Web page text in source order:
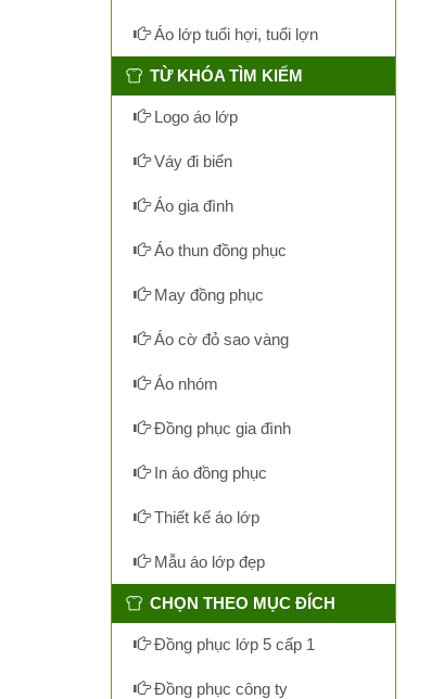
Áo lớp tuổi hợi, tuổi lợn
TỪ KHÓA TÌM KIẾM
Logo áo lớp
Váy đi biển
Áo gia đình
Áo thun đồng phục
May đồng phục
Áo cờ đỏ sao vàng
Áo nhóm
Đồng phục gia đình
In áo đồng phục
Thiết kế áo lớp
Mẫu áo lớp đẹp
CHỌN THEO MỤC ĐÍCH
Đồng phục lớp 5 cấp 1
Đồng phục công ty